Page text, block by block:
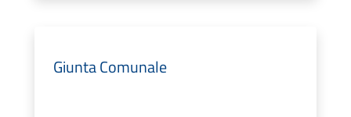
Giunta Comunale